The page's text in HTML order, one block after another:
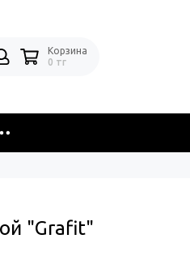
Корзина
0 тг
"Grafit"